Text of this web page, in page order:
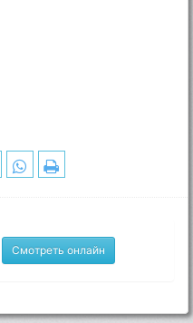
Смотреть онлайн